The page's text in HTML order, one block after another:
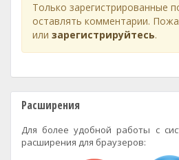
Только зарегистрированные
оставлять комментарии.
или зарегистрируйтесь.
Расширения
Для более удобной работы с
расширения для браузеров: